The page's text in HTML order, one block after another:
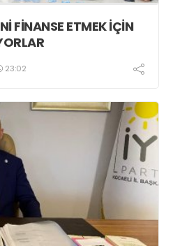
FİNANSE ETMEK İÇİN
23:02